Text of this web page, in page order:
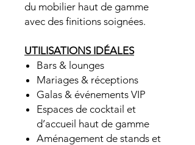
du mobilier haut de gamme
avec des finitions soignées.
UTILISATIONS IDÉALES
Bars & lounges
Mariages & réceptions
Galas & événements VIP
Espaces de cocktail et
d’accueil haut de gamme
Aménagement de stands et